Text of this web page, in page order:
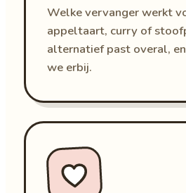
Welke vervanger werkt
appeltaart, curry of
alternatief past overal,
we erbij.